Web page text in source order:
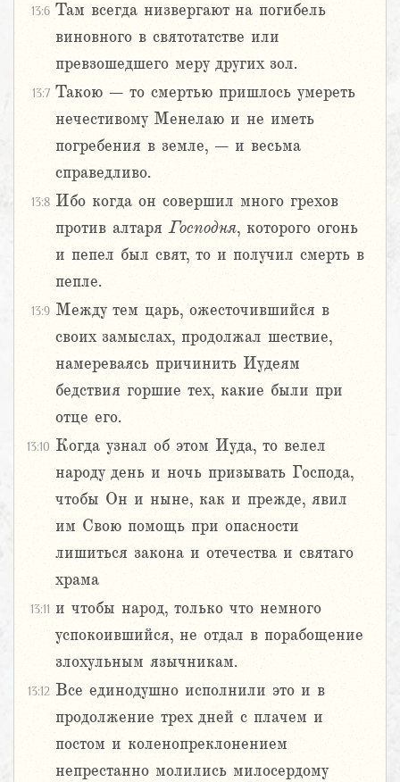
13:6 Там всегда низвергают на погибель
виновного в святотатстве или
превзошедшего меру других зол.
13:7 Такою – то смертью пришлось умереть
нечестивому Менелаю и не иметь
погребения в земле, – и весьма
справедливо.
13:8 Ибо когда он совершил много грехов
против алтаряГосподня, которого огонь
и пепел был свят, то и получил смерть в
пепле.
13:9 Между тем царь, ожесточившийся в
своих замыслах, продолжал шествие,
намереваясь причинить Иудеям
бедствия горшие тех, какие были при
отце его.
13:10 Когда узнал об этом Иуда, то велел
народу день и ночь призывать Господа,
чтобы Он и ныне, как и прежде, явил
им Свою помощь при опасности
лишиться закона и отечества и святаго
храма
13:11 и чтобы народ, только что немного
успокоившийся, не отдал в порабощение
злохульным язычникам.
13:12 Все единодушно исполнили это и в
продолжение трех дней с плачем и
постом и коленопреклонением
непрестанно молились милосердому